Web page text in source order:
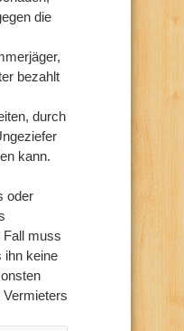
die
bezahlt
durch
kann.
oder
Fall muss
ihn keine